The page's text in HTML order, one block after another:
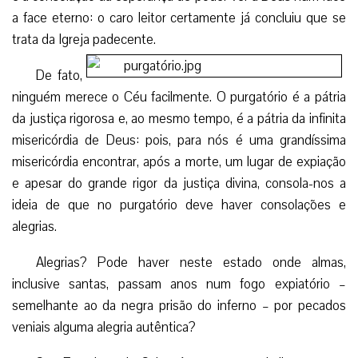
a face eterno: o caro leitor certamente já concluiu que se
trata da Igreja padecente.
De fato,
ninguém merece o Céu facilmente. O purgatório é a pátria
da justiça rigorosa e, ao mesmo tempo, é a pátria da infinita
misericórdia de Deus: pois, para nós é uma grandíssima
misericórdia encontrar, após a morte, um lugar de expiação
e apesar do grande rigor da justiça divina, consola-nos a
ideia de que no purgatório deve haver consolações e
alegrias.
Alegrias? Pode haver neste estado onde almas,
inclusive santas, passam anos num fogo expiatório –
semelhante ao da negra prisão do inferno – por pecados
veniais alguma alegria autêntica?